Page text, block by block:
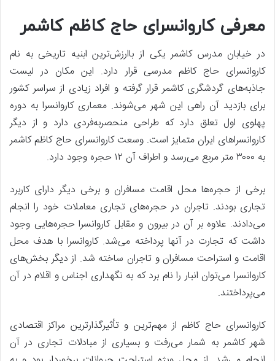
معرفی کاروانسرای حاج کاظم کاشمر
در خیابان مدرس کاشمر یکی از باارزش‌ترین ابنیه تاریخی به نام
کاروانسرای حاج کاظم مدرسی قرار دارد. این مکان در لیست
جاذبه‌های گردشگری کاشمر قرار گرفته و افراد زیادی از سراسر کشور
برای بازدید آن راهی این شهر می‌شوند. معماری کاروانسرا به دوره
پهلوی اول تعلق دارد که طراحی منحصربه‌فردی دارد و از دیگر
کاروانسراهای ایران متمایز است. وسعت کاروانسرای حاج کاظم کاشمر
به ۳۰۰۰ متر مربع می‌رسد و اطراف آن ۱۲ حجره وجود دارد.
برخی از حجره‌ها محل اقامت مسافران و برخی دیگر دارای کاربرد
تجاری بودند. تاجران در حجره‌های تجاری معاملات خود را انجام
می‌دادند. علاوه بر آن در بیرون و مقابل کاروانسرا حجره‌هایی وجود
داشت که تجارت در آنها پرداخته می‌شد. کاروانسرا با هدف محل
اقامت و استراحت مسافران و تاجران ساخته شد. از دیگر بخش‌های
کاروانسرا می‌توان انبار را نام برد که به نگهداری اجناس و اقلام در آن
می‌پرداختند.
کاروانسرای حاج کاظم از مهم‌ترین و تأثیرگذارترین مراکز اقتصادی
شهر کاشمر به شمار می‌رفت و بسیاری از مبادلات تجاری در آن